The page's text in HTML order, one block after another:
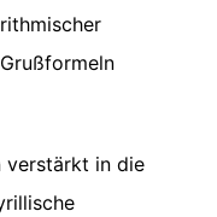
verstärkt in die